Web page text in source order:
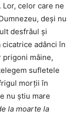
celor care ne
deşi nu
desfrâul şi
adânci în
mâine,
sufletele
morţii în
nu ştiu mare
la moarte la